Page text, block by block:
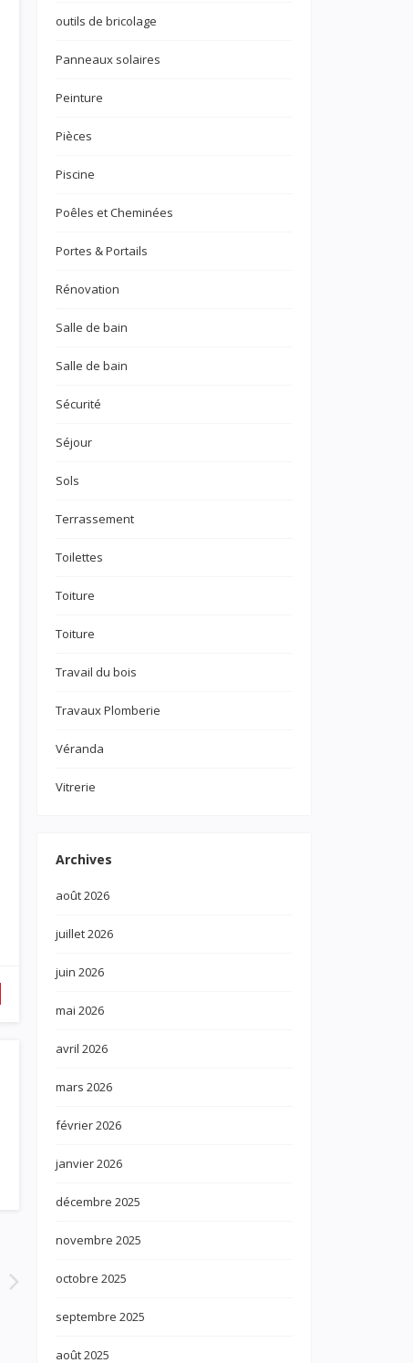
outils de bricolage
Panneaux solaires
Peinture
Pièces
Piscine
Poêles et Cheminées
Portes & Portails
Rénovation
Salle de bain
Salle de bain
Sécurité
Séjour
Sols
Terrassement
Toilettes
Toiture
Toiture
Travail du bois
Travaux Plomberie
Véranda
Vitrerie
Archives
août 2026
juillet 2026
juin 2026
mai 2026
avril 2026
mars 2026
février 2026
janvier 2026
décembre 2025
novembre 2025
octobre 2025
septembre 2025
août 2025